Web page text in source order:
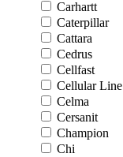
Carhartt
Caterpillar
Cattara
Cedrus
Cellfast
Cellular Line
Celma
Cersanit
Champion
Chi